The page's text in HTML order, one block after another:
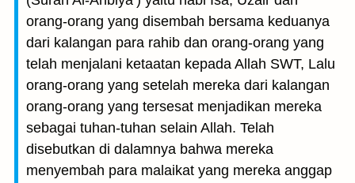
orang-orang yang disembah bersama keduanya
dari kalangan para rahib dan orang-orang yang
telah menjalani ketaatan kepada Allah SWT, Lalu
orang-orang yang setelah mereka dari kalangan
orang-orang yang tersesat menjadikan mereka
sebagai tuhan-tuhan selain Allah. Telah
disebutkan di dalamnya bahwa mereka
menyembah para malaikat yang mereka anggap